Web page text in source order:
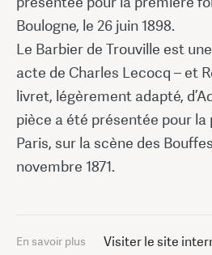
Boulogne, le 26 juin 1898.
Le Barbier de Trouville est
acte de Charles Lecocq – et
livret, légèrement adapté,
pièce a été présentée pour la
Paris, sur la scène des
novembre 1871.
En savoir plus Visiter le site